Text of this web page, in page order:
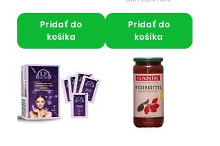
Pridať do
košíka
Pridať do
košíka